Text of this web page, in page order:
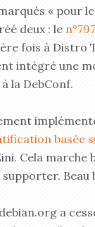
« pour
deux : le
fois à Distro
intégré une
la DebConf.
basée
Cela marche
supporter. Beau
a